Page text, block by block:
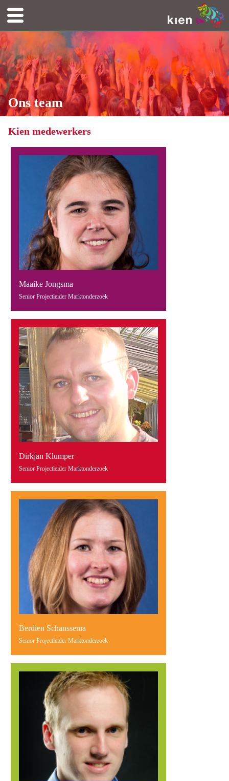
Ons team
Kien medewerkers
Maaike Jongsma
Senior Projectleider Marktonderzoek
Dirkjan Klumper
Senior Projectleider Marktonderzoek
Berdien Schanssema
Senior Projectleider Marktonderzoek